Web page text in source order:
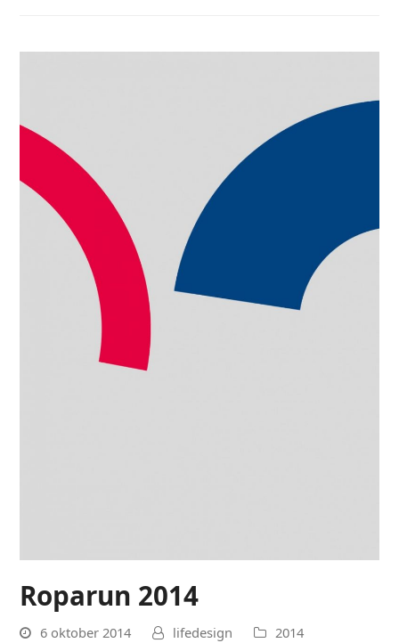
Roparun 2014
6 oktober 2014 lifedesign 2014